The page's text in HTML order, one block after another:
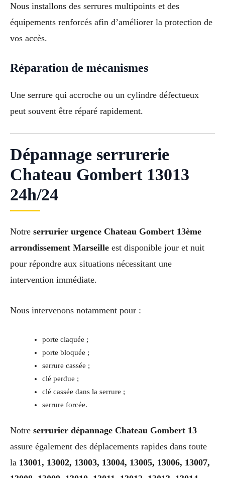
Nous installons des serrures multipoints et des
équipements renforcés afin d’améliorer la protection de
vos accès.
Réparation de mécanismes
Une serrure qui accroche ou un cylindre défectueux
peut souvent être réparé rapidement.
Dépannage serrurerie
Chateau Gombert 13013
24h/24
Notre serrurier urgence Chateau Gombert 13ème
arrondissement Marseille est disponible jour et nuit
pour répondre aux situations nécessitant une
intervention immédiate.
Nous intervenons notamment pour :
porte claquée ;
porte bloquée ;
serrure cassée ;
clé perdue ;
clé cassée dans la serrure ;
serrure forcée.
Notre serrurier dépannage Chateau Gombert 13
assure également des déplacements rapides dans toute
la 13001, 13002, 13003, 13004, 13005, 13006, 13007,